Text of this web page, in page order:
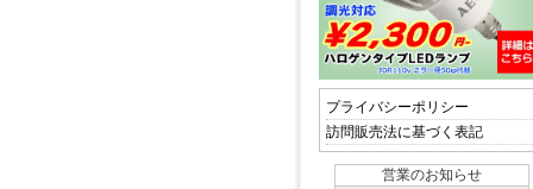
プライバシーポリシー
訪問販売法に基づく表記